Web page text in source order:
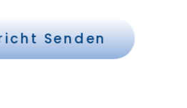
Senden